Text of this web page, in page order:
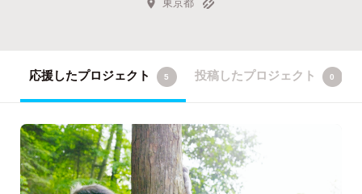
応援したプロジェクト 5 投稿したプロジェクト 0